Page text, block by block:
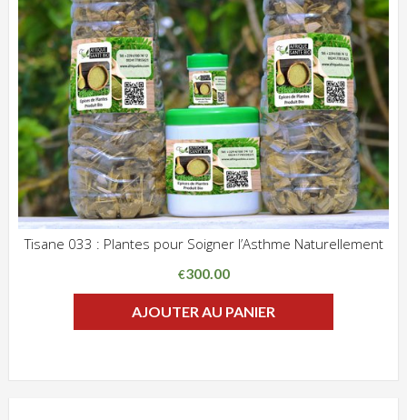
Tisane 033 : Plantes pour Soigner l’Asthme Naturellement
€300.00
AJOUTER AU PANIER